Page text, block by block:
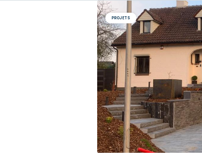
PROJETS